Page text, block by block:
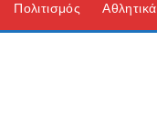
Πολιτισμός Αθλητικά